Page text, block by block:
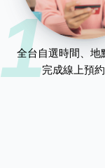
1
全台自選時間、地
完成線上預